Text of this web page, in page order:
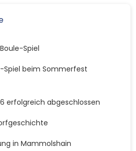
Spiel
Spiel beim Sommerfest
erfolgreich abgeschlossen
in Mammolshain